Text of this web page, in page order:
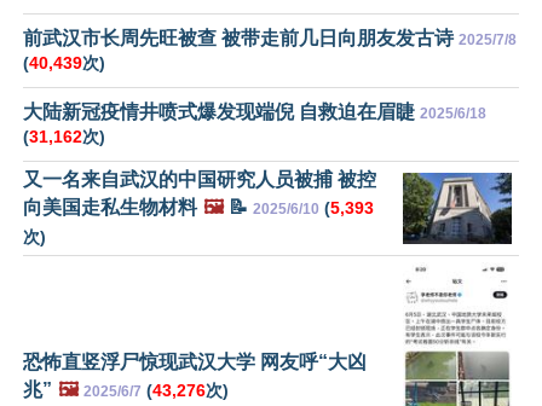
前武汉市长周先旺被查 被带走前几日向朋友发古诗 2025/7/8
(40,439次)
大陆新冠疫情井喷式爆发现端倪 自救迫在眉睫 2025/6/18
(31,162次)
又一名来自武汉的中国研究人员被捕 被控
向美国走私生物材料 🖼️📝 2025/6/10 (5,393
次)
恐怖直竖浮尸惊现武汉大学 网友呼“大凶
兆” 🖼️ 2025/6/7 (43,276次)